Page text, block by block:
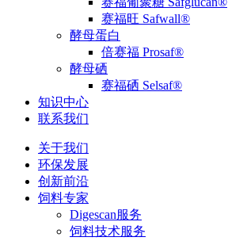
赛福旺 Safwall®
酵母蛋白
倍赛福 Prosaf®
酵母硒
赛福硒 Selsaf®
知识中心
联系我们
关于我们
环保发展
创新前沿
饲料专家
Digescan服务
饲料技术服务